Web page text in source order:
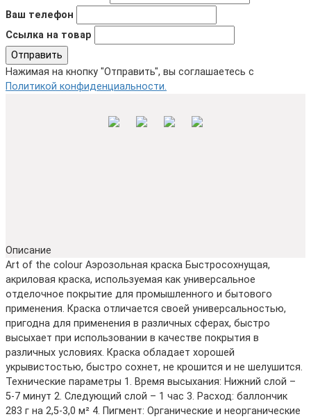
Ваш телефон
Ссылка на товар
Отправить
Нажимая на кнопку "Отправить", вы соглашаетесь с
Политикой конфиденциальности.
Описание
Art of the colour Аэрозольная краска Быстросохнущая,
акриловая краска, используемая как универсальное
отделочное покрытие для промышленного и бытового
применения. Краска отличается своей универсальностью,
пригодна для применения в различных сферах, быстро
высыхает при использовании в качестве покрытия в
различных условиях. Краска обладает хорошей
укрывистостью, быстро сохнет, не крошится и не шелушится.
Технические параметры 1. Время высыхания: Нижний слой –
5-7 минут 2. Следующий слой – 1 час 3. Расход: баллончик
283 г на 2,5-3,0 м² 4. Пигмент: Органические и неорганические